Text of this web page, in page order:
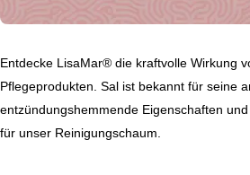
Entdecke LisaMar® die kraftvolle Wirkung
Pflegeprodukten. Sal ist bekannt für seine
entzündungshemmende Eigenschaften
für unser Reinigungschaum.